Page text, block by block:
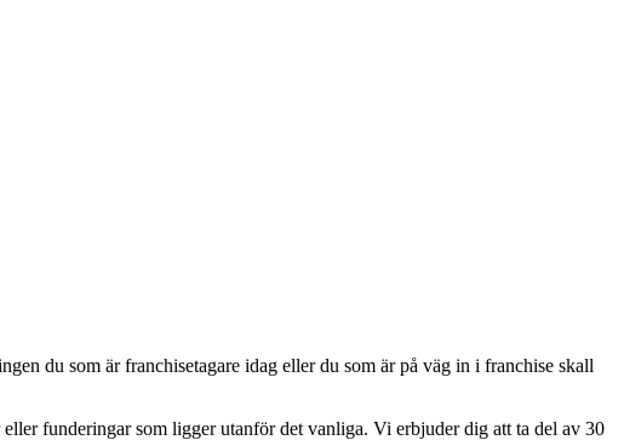
du som är franchisetagare idag eller du som är på väg in i franchise skall
funderingar som ligger utanför det vanliga. Vi erbjuder dig att ta del av 30